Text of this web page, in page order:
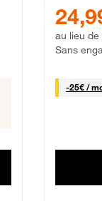
au lieu de
Sans
-25€ /